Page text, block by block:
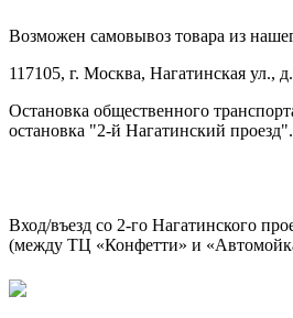
Возможен самовывоз товара из
117105, г. Москва, Нагатинская ул.,
Остановка общественного
остановка "2-й Нагатинский проезд".
Вход/въезд со 2-го Нагатинского
(между ТЦ «Конфетти» и